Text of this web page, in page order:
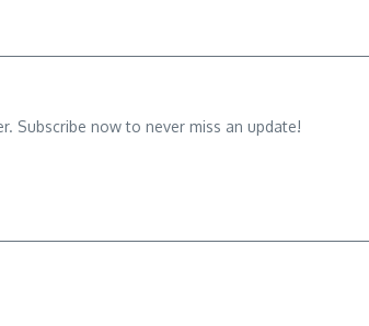
Subscribe now to never miss an update!